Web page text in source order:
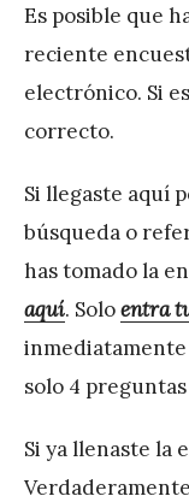
J
A
P
é
r
e
z
Es posible que
reciente
electrónico. Si
correcto.
Si llegaste aquí
búsqueda o
has tomado la
aquí. Soloentra
inmediatamente
solo 4
Si ya llenaste la